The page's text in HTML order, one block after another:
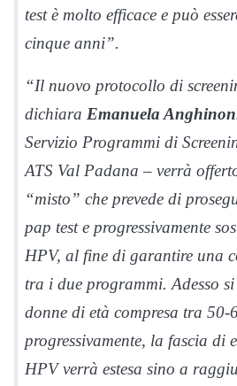
test è molto efficace e può
cinque anni”.
“Il nuovo protocollo di
dichiara Emanuela
Servizio Programmi di
ATS Val Padana – verrà
“misto” che prevede di
pap test e progressivamente
HPV, al fine di garantire una
tra i due programmi. Adesso
donne di età compresa tra
progressivamente, la fascia di
HPV verrà estesa sino a